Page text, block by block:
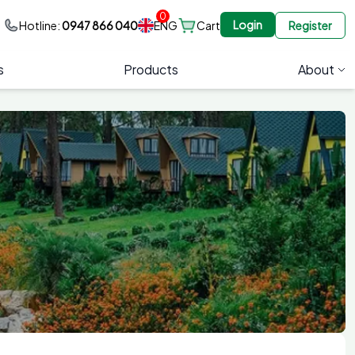
Hotline:0947 866 040 ENG
0
Cart Login Register
Products About